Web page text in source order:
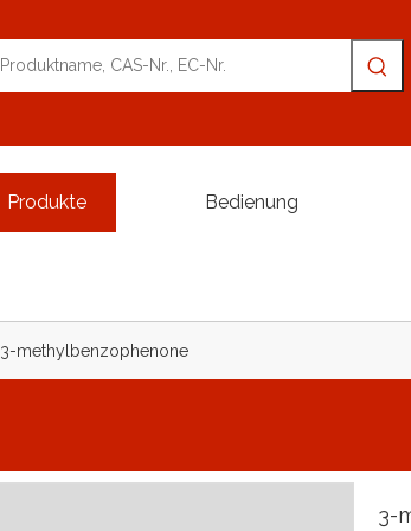
Produkte Bedienung
3-methylbenzophenone
3-